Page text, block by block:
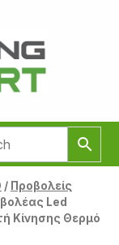
/ Προβολείς
Led
Κίνησης Θερμό